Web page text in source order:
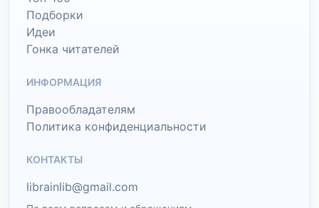
Подборки
Идеи
Гонка читателей
ИНФОРМАЦИЯ
Правообладателям
Политика конфиденциальности
КОНТАКТЫ
librainlib@gmail.com